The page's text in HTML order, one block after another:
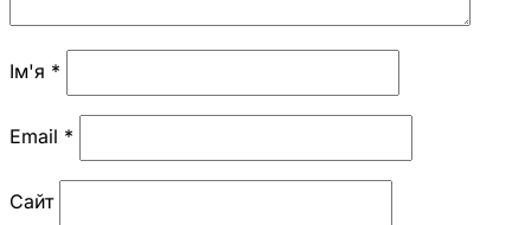
Ім'я *
Email *
Сайт